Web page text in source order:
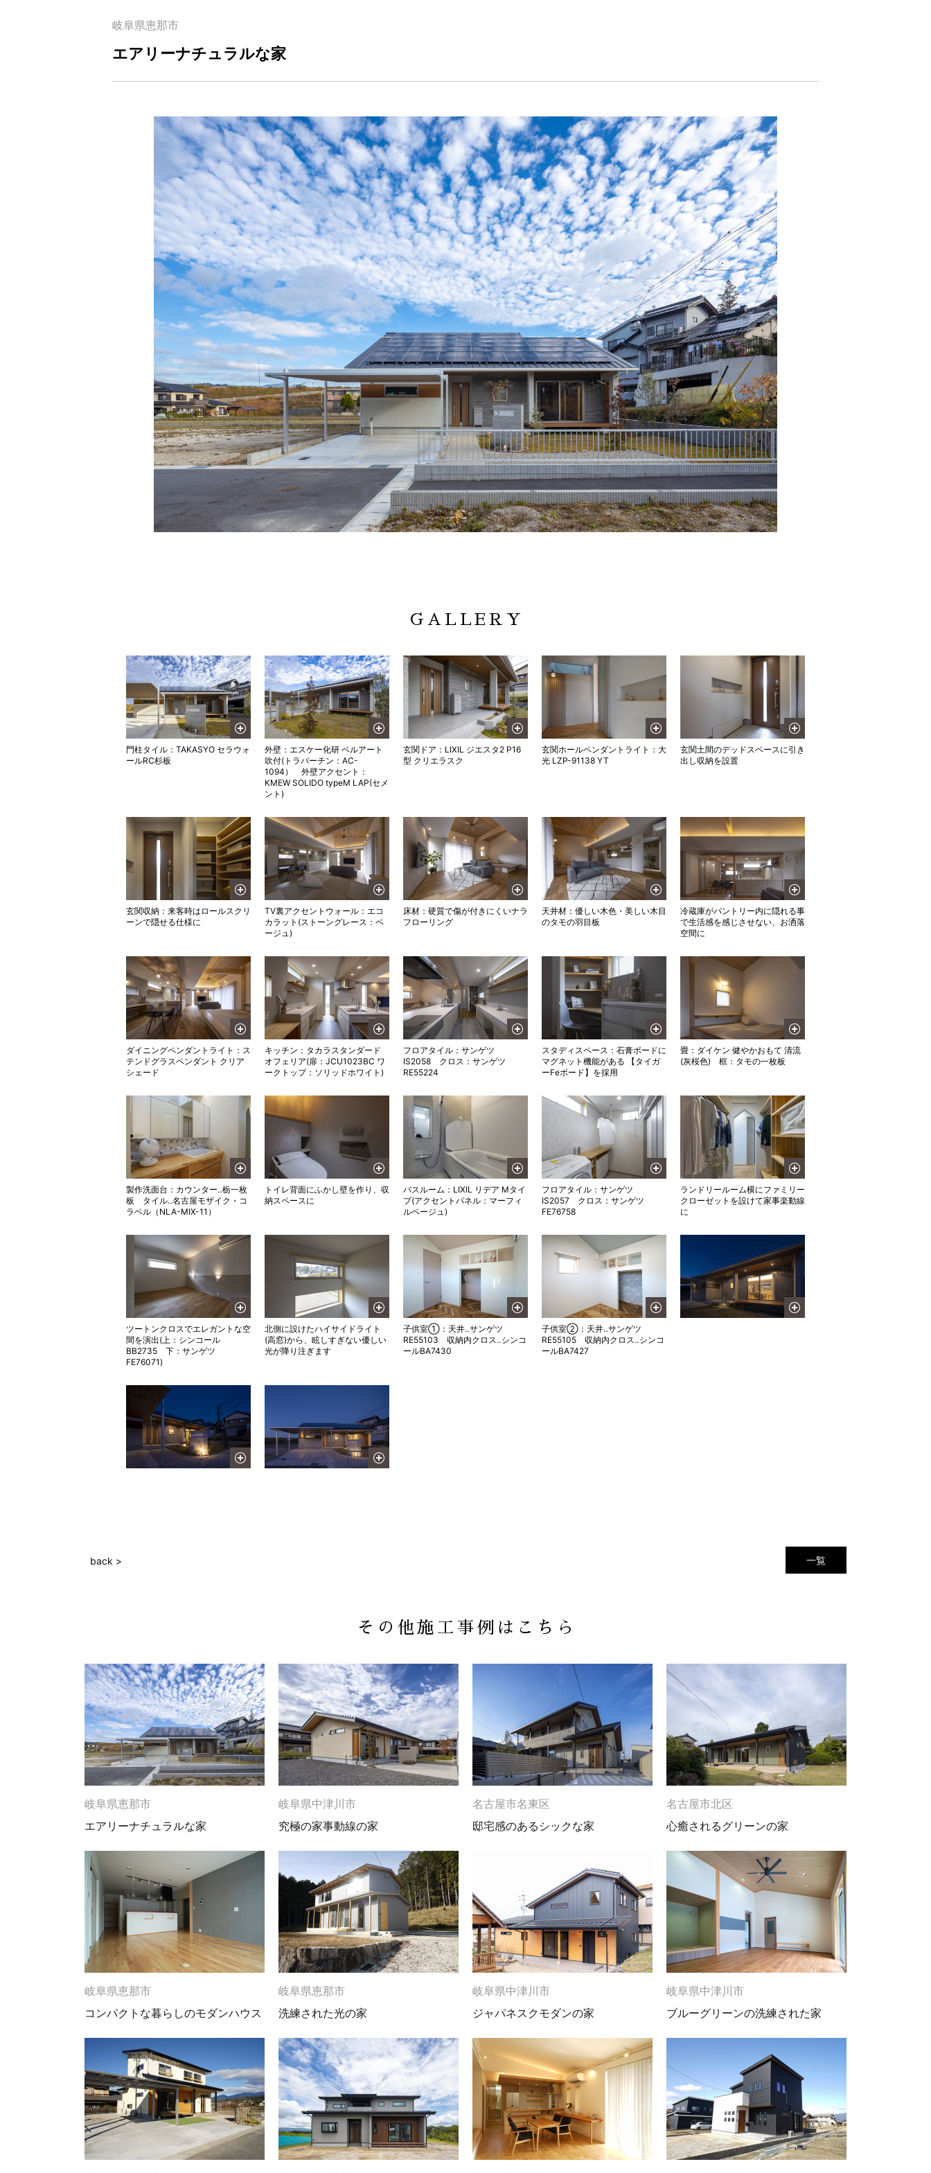
岐阜県恵那市
エアリーナチュラルな家
GALLERY
門柱タイル：TAKASYO セラウォ
ールRC杉板
外壁：エスケー化研 ベルアート
吹付(トラバーチン：AC-
1094） 外壁アクセント：
KMEW SOLIDO typeM LAP(セメ
ント)
玄関ドア：LIXIL ジエスタ2 P16
型 クリエラスク
玄関ホールペンダントライト：大
光 LZP-91138 YT
玄関土間のデッドスペースに引き
出し収納を設置
玄関収納：来客時はロールスクリ
ーンで隠せる仕様に
TV裏アクセントウォール：エコ
カラット(ストーングレース：ベ
ージュ)
床材：硬質で傷が付きにくいナラ
フローリング
天井材：優しい木色・美しい木目
のタモの羽目板
冷蔵庫がパントリー内に隠れる事
で生活感を感じさせない、お洒落
空間に
ダイニングペンダントライト：ス
テンドグラスペンダント クリア
シェード
キッチン：タカラスタンダード
オフェリア(扉：JCU1023BC ワ
ークトップ：ソリッドホワイト)
フロアタイル：サンゲツ
IS2058 クロス：サンゲツ
RE55224
スタディスペース：石膏ボードに
マグネット機能がある 【タイガ
ーFeボード】を採用
畳：ダイケン 健やかおもて 清流
(灰桜色) 框：タモの一枚板
製作洗面台：カウンター‥栃一枚
板 タイル‥名古屋モザイク・コ
ラベル（NLA-MIX-11）
トイレ背面にふかし壁を作り、収
納スペースに
バスルーム：LIXIL リデア Mタイ
プ(アクセントパネル：マーフィ
ルベージュ)
フロアタイル：サンゲツ
IS2057 クロス：サンゲツ
FE76758
ランドリールーム横にファミリー
クローゼットを設けて家事楽動線
に
ツートンクロスでエレガントな空
間を演出(上：シンコール
BB2735 下：サンゲツ
FE76071)
北側に設けたハイサイドライト
(高窓)から、眩しすぎない優しい
光が降り注ぎます
子供室①：天井‥サンゲツ
RE55103 収納内クロス‥シンコ
ールBA7430
子供室②：天井‥サンゲツ
RE55105 収納内クロス‥シンコ
ールBA7427
一覧
back >
その他施工事例はこちら
岐阜県恵那市
エアリーナチュラルな家
岐阜県中津川市
究極の家事動線の家
名古屋市名東区
邸宅感のあるシックな家
名古屋市北区
心癒されるグリーンの家
岐阜県恵那市
コンパクトな暮らしのモダンハウス
岐阜県恵那市
洗練された光の家
岐阜県中津川市
ジャパネスクモダンの家
岐阜県中津川市
ブルーグリーンの洗練された家